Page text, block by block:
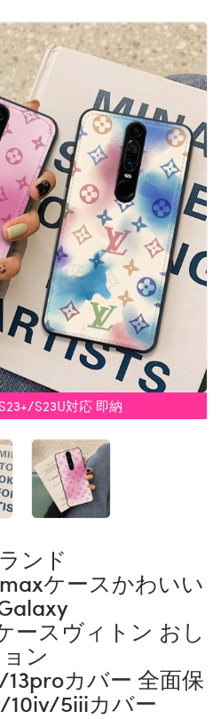
S23U対応 即納
ンド
ケースかわいい
ースヴィトン おし
ン
カバー 全面保
10iv/5iiiカバー